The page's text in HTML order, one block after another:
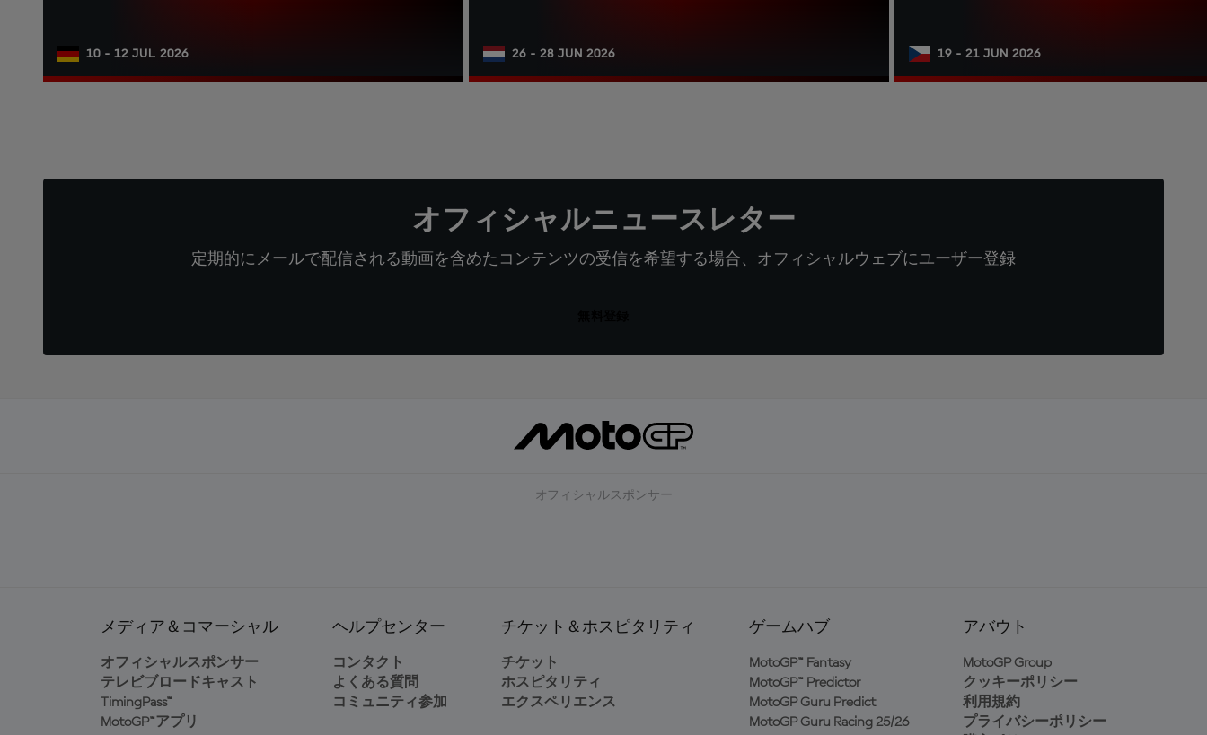
10 - 12 JUL 2026 26 - 28 JUN 2026 19 - 21 JUN 2026
オフィシャルニュースレター
定期的にメールで配信される動画を含めたコンテンツの受信を希望する場合、オフィシャルウェブにユーザー登録
オフィシャルスポンサー
メディア＆コマーシャル
オフィシャルスポンサー
テレビブロードキャスト
TimingPass™
MotoGP™アプリ
ヘルプセンター
コンタクト
よくある質問
コミュニティ参加
チケット＆ホスピタリティ
チケット
ホスピタリティ
エクスペリエンス
ゲームハブ
MotoGP™ Fantasy
MotoGP™ Predictor
MotoGP Guru Predict
MotoGP Guru Racing 25/26
アバウト
MotoGP Group
クッキーポリシー
利用規約
プライバシーポリシー